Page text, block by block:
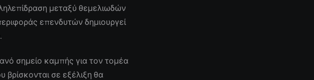
μεταξύ θεμελιωδών
επενδυτών δημιουργεί
σημείο καμπής για τον τομέα
βρίσκονται σε εξέλιξη θα